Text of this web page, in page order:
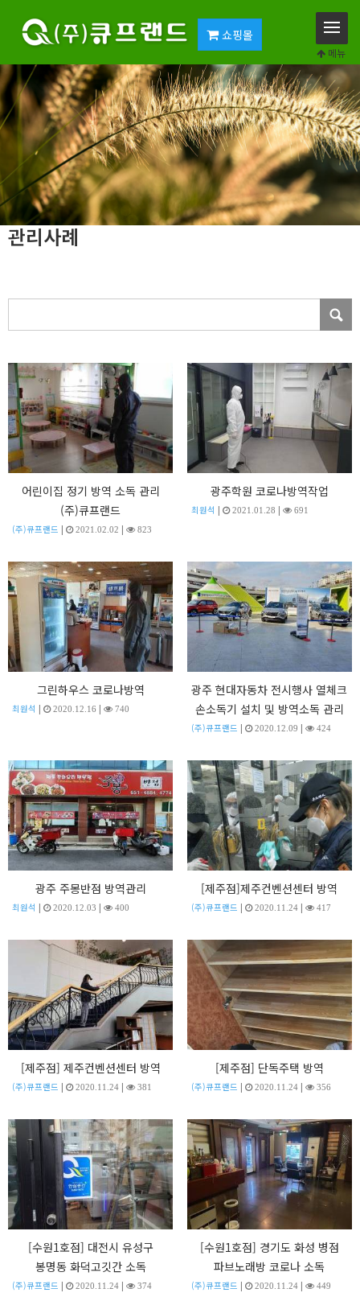
쇼핑몰
메뉴
관리사례
어린이집 정기 방역 소독 관리
(주)큐프랜드
(주)큐프랜드 | 2021.02.02 | 823
광주학원 코로나방역작업
최원석 | 2021.01.28 | 691
그린하우스 코로나방역
최원석 | 2020.12.16 | 740
광주 현대자동차 전시행사 열체크
손소독기 설치 및 방역소독 관리
(주)큐프랜드 | 2020.12.09 | 424
광주 주몽반점 방역관리
최원석 | 2020.12.03 | 400
[제주점]제주컨벤션센터 방역
(주)큐프랜드 | 2020.11.24| 417
[제주점] 제주컨벤션센터 방역
(주)큐프랜드 | 2020.11.24 | 381
[제주점] 단독주택 방역
(주)큐프랜드 | 2020.11.24| 356
[수원1호점] 대전시 유성구
봉명동 화덕고깃간 소독
(주)큐프랜드 | 2020.11.24 | 374
[수원1호점] 경기도 화성 병점
파브노래방 코로나 소독
(주)큐프랜드 | 2020.11.24| 449